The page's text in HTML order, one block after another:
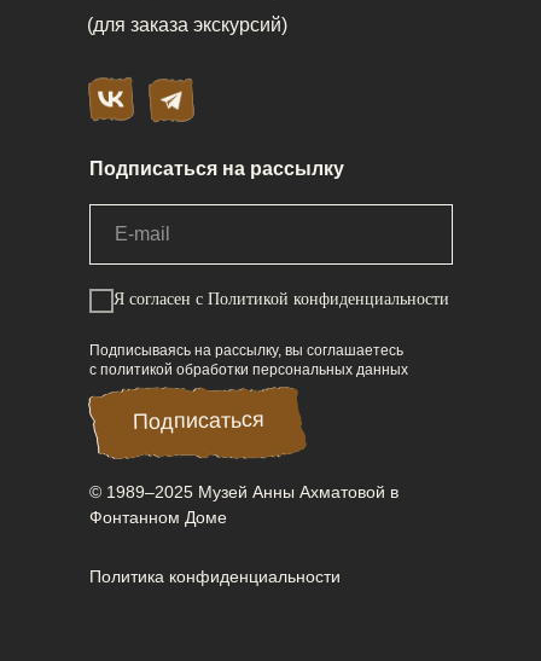
Подписываясь на рассылку, вы соглашаетесь
с политикой обработки персональных данных
Я согласен с Политикой конфиденциальности
Подписаться на рассылку
© 1989–2025 Музей Анны Ахматовой в
Фонтанном Доме
Политика конфиденциальности
Подписаться
Подписаться
(для заказа экскурсий)